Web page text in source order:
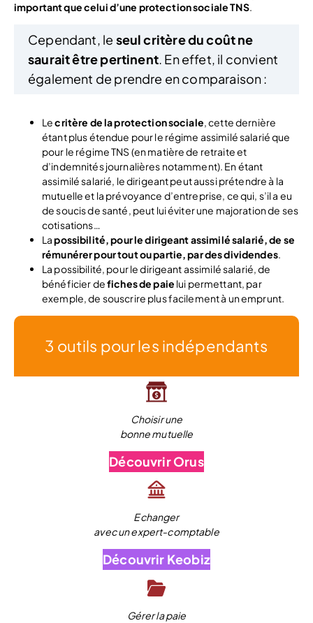
important que celui d’une protection sociale TNS.
Cependant, le seul critère du coût ne
saurait être pertinent. En effet, il convient
également de prendre en comparaison :
Lecritère de la protection sociale, cette dernière
étant plus étendue pour le régime assimilé salarié que
pour le régime TNS (en matière de retraite et
d’indemnités journalières notamment). En étant
assimilé salarié, le dirigeant peut aussi prétendre à la
mutuelle et la prévoyance d’entreprise, ce qui, s’il a eu
de soucis de santé, peut lui éviter une majoration de ses
cotisations…
Lapossibilité, pour le dirigeant assimilé salarié, de se
rémunérer pour tout ou partie, par des dividendes.
La possibilité, pour le dirigeant assimilé salarié, de
bénéficier defiches de paie lui permettant, par
exemple, de souscrire plus facilement à un emprunt.
3 outils pour les indépendants
Choisir une
bonne mutuelle
Découvrir Orus
Echanger
avec un expert-comptable
Découvrir Keobiz
Gérer la paie